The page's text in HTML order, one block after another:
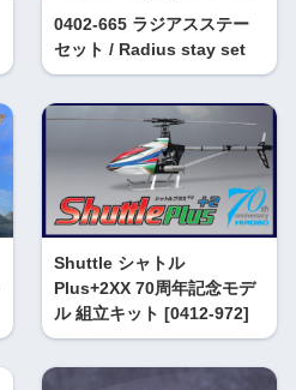
0402-665 ラジアスステー
セット / Radius stay set
Shuttle シャトル
Plus+2XX 70周年記念モデ
ル 組立キット [0412-972]